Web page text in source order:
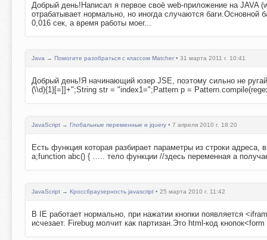
Добрый день!Написал я первое своё web-приложение на
отрабатывает нормально, но иногда случаются баги.Основной
0,016 сек, а время работы моег...
Java → Помогите разобраться с классом Matcher • 31 марта 2011 г. 10:41
Добрый день!Я начинающий юзер JSE, поэтому сильно не
(\\d){1}[=]]+";String str = "index1=";Pattern p =
JavaScript → Глобальные переменные и jquery • 7 апреля 2010 г. 18:20
Есть функция которая разбирает параметры из строки
a;function abc() { ….. тело функции //здесь переменная a
JavaScript → Кроссбраузерность javascript • 25 марта 2010 г. 11:42
В IE работает нормально, при нажатии кнопки появляется
исчезает. Firebug молчит как партизан.Это html-код